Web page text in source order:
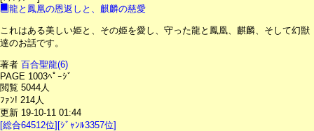
龍と鳳凰の恩返しと、麒麟の慈愛
これはある美しい姫と、その姫を愛し、守った龍と鳳凰、麒麟、そして幻獣
達のお話です。
著者 百合聖龍(6)
PAGE 1003ﾍﾟｰｼﾞ
閲覧 5044人
ﾌｧﾝ! 214人
更新 19-10-11 01:44
[総合64512位][ｼﾞｬﾝﾙ3357位]